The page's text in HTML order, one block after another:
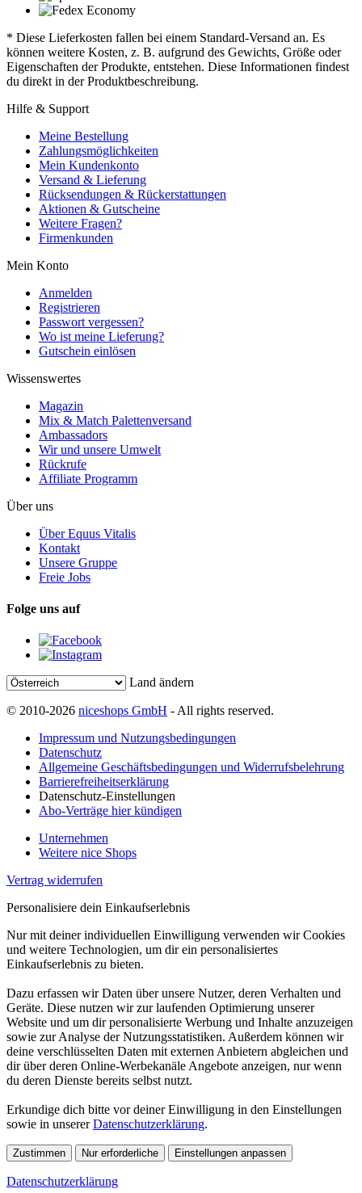
* Diese Lieferkosten fallen bei einem Standard-Versand an. Es
können weitere Kosten, z. B. aufgrund des Gewichts, Größe oder
Eigenschaften der Produkte, entstehen. Diese Informationen findest
du direkt in der Produktbeschreibung.
Hilfe & Support
Meine Bestellung
Zahlungsmöglichkeiten
Mein Kundenkonto
Versand & Lieferung
Rücksendungen & Rückerstattungen
Aktionen & Gutscheine
Weitere Fragen?
Firmenkunden
Mein Konto
Anmelden
Registrieren
Passwort vergessen?
Wo ist meine Lieferung?
Gutschein einlösen
Wissenswertes
Magazin
Mix & Match Palettenversand
Ambassadors
Wir und unsere Umwelt
Rückrufe
Affiliate Programm
Über uns
Über Equus Vitalis
Kontakt
Unsere Gruppe
Freie Jobs
Folge uns auf
Land ändern
© 2010-2026 niceshops GmbH - All rights reserved.
Impressum und Nutzungsbedingungen
Datenschutz
Allgemeine Geschäftsbedingungen und Widerrufsbelehrung
Barrierefreiheitserklärung
Datenschutz-Einstellungen
Abo-Verträge hier kündigen
Unternehmen
Weitere nice Shops
Vertrag widerrufen
Personalisiere dein Einkaufserlebnis
Nur mit deiner individuellen Einwilligung verwenden wir Cookies
und weitere Technologien, um dir ein personalisiertes
Einkaufserlebnis zu bieten.
Dazu erfassen wir Daten über unsere Nutzer, deren Verhalten und
Geräte. Diese nutzen wir zur laufenden Optimierung unserer
Website und um dir personalisierte Werbung und Inhalte anzuzeigen
sowie zur Analyse der Nutzungsstatistiken. Außerdem können wir
deine verschlüsselten Daten mit externen Anbietern abgleichen und
dir über deren Online-Werbekanäle Angebote anzeigen, nur wenn
du deren Dienste bereits selbst nutzt.
Erkundige dich bitte vor deiner Einwilligung in den Einstellungen
sowie in unsererDatenschutzerklärung.
Zustimmen Nur erforderliche Einstellungen anpassen
Datenschutzerklärung